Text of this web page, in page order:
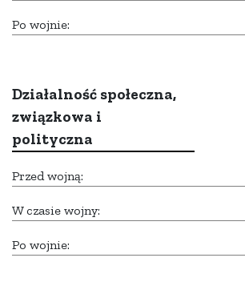
Po wojnie:
Działalność społeczna,
związkowa i
polityczna
Przed wojną:
W czasie wojny:
Po wojnie: